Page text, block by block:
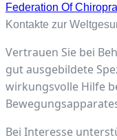
Federation Of
Kontakte zur
Vertrauen Sie bei
gut ausgebildete
wirkungsvolle Hilfe
Bei Interesse